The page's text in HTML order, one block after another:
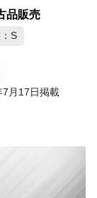
品販売
S
7月17日掲載